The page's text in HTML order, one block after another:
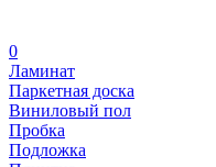
0
Ламинат
Паркетная доска
Виниловый пол
Пробка
Подложка